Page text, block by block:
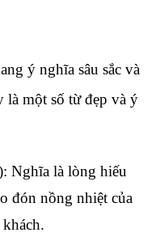
ý nghĩa sâu sắc và
là một số từ đẹp và ý
Nghĩa là lòng hiếu
đón nồng nhiệt của